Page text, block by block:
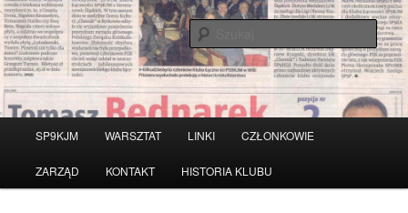
Przeskocz
do
tekstu
Witamy na stronie klubu
krótkofalarskiego SP9KJM
SP9KJM WARSZTAT LINKI CZŁONKOWIE
ZARZĄD KONTAKT HISTORIA KLUBU